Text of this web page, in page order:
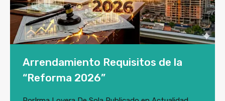
Arrendamiento Requisitos de la
“Reforma 2026”